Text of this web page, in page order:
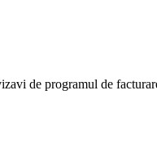
de programul de